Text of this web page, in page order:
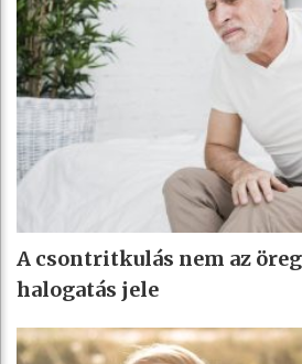
A csontritkulás nem az
halogatás jele